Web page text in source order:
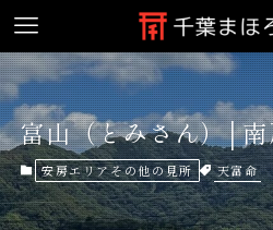
富山（とみさん）│
安房エリアその他の見所 天富命